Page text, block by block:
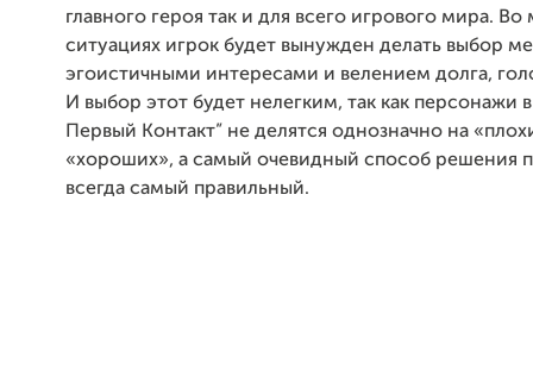
главного героя так и для всего игрового мира. Во
ситуациях игрок будет вынужден делать выбор
эгоистичными интересами и велением долга,
И выбор этот будет нелегким, так как персонажи
Первый Контакт” не делятся однозначно на
«хороших», а самый очевидный способ решения
всегда самый правильный.